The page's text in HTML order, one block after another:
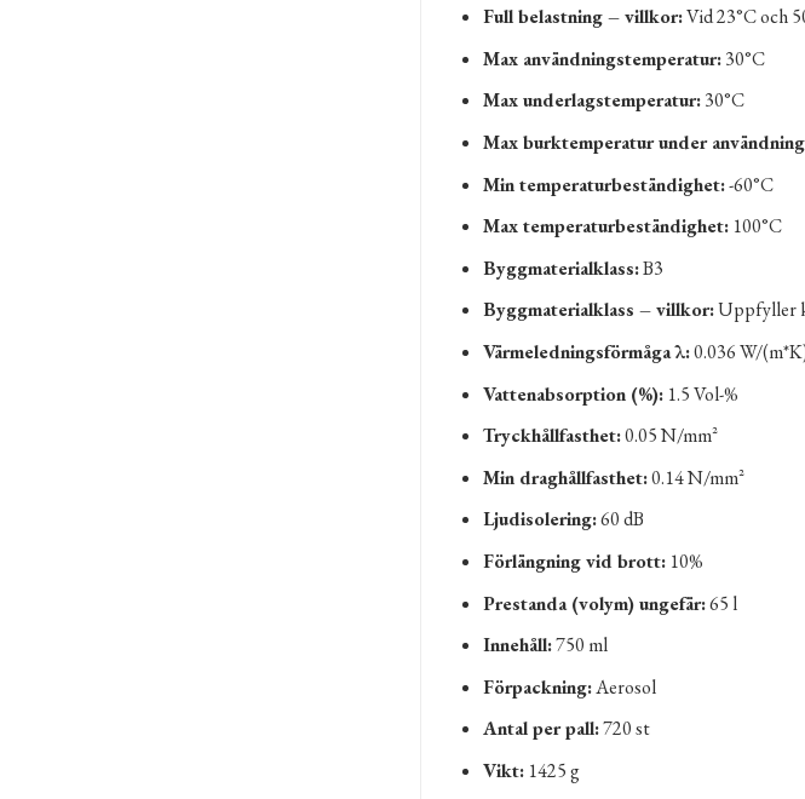
Full belastning – villkor:Vid 23°C och
Max användningstemperatur:30°C
Max underlagstemperatur:30°C
Max burktemperatur under
Min temperaturbeständighet:-60°C
Max temperaturbeständighet:100°C
Byggmaterialklass:B3
Byggmaterialklass – villkor:Uppfyller
Värmeledningsförmåga λ:0.036 W/
Vattenabsorption (%):1.5 Vol-%
Tryckhållfasthet:0.05 N/mm²
Min draghållfasthet:0.14 N/mm²
Ljudisolering:60 dB
Förlängning vid brott:10%
Prestanda (volym) ungefär:65 l
Innehåll:750 ml
Förpackning:Aerosol
Antal per pall:720 st
Vikt:1425 g